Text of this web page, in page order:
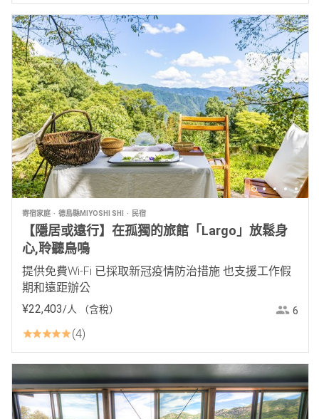
寄宿家庭 德島縣MIYOSHI SHI 民宿
【隱居或遠行】在孤獨的旅館「Largo」放鬆身
心,聆聽鳥鳴
提供免費Wi-Fi 已採取新冠疫情防治措施 也支援工作假
期和遠距辦公
¥22,403/人 （含稅） 6
4